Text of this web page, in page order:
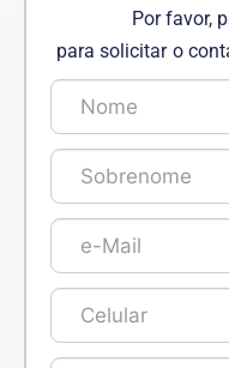
Por favor,
para solicitar o